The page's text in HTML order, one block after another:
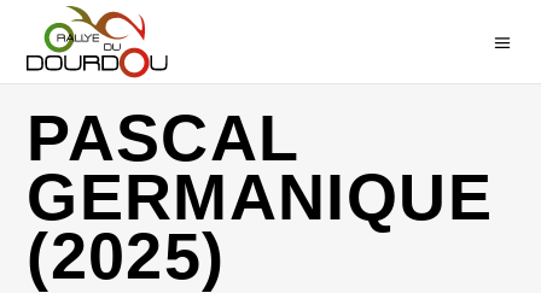
PASCAL
GERMANIQUE
(2025)